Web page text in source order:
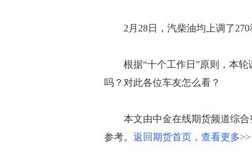
2月28日，汽柴油均上调了270
根据“十个工作日”原则，本轮
吗？对此各位车友怎么看？
本文由中金在线期货频道综合
参考。 返回期货首页，查看更多>>